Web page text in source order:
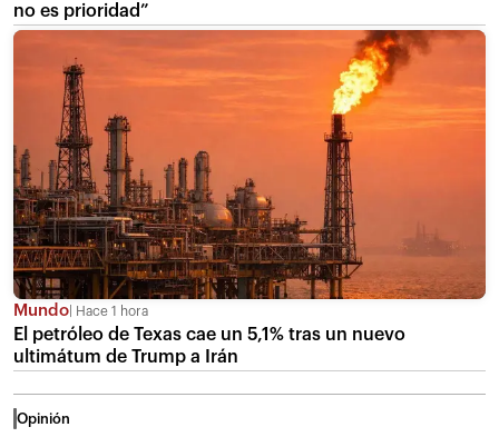
no es prioridad”
Mundo Hace 1 hora
El petróleo de Texas cae un 5,1% tras un nuevo
ultimátum de Trump a Irán
Opinión